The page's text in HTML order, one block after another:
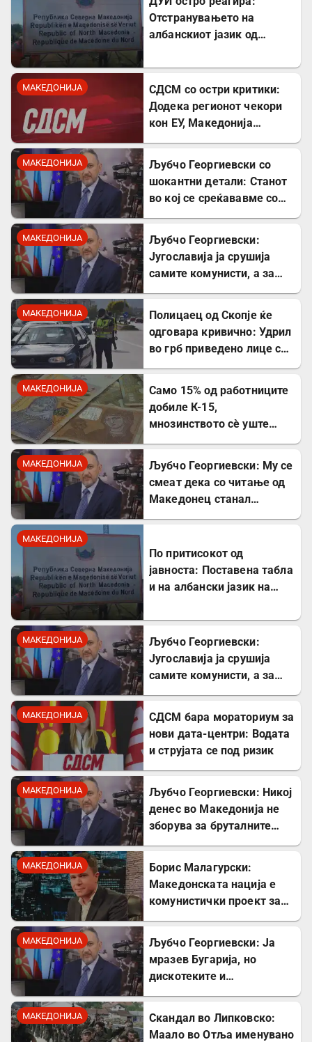
Отстранувањето на
албанскиот јазик од
тешка провокација
МАКЕДОНИЈА
СДСМ со остри критики:
Додека регионот чекори
кон ЕУ, Македонија
МАКЕДОНИЈА
Љубчо Георгиевски со
шокантни детали: Станот
во кој се среќававме со
МАКЕДОНИЈА
Љубчо Георгиевски:
Југославија ја срушија
самите комунисти, а за
МАКЕДОНИЈА
Полицаец од Скопје ќе
одговара кривично: Удрил
во грб приведено лице со
МАКЕДОНИЈА
Само 15% од работниците
добиле К-15,
мнозинството сè уште
МАКЕДОНИЈА
Љубчо Георгиевски: Му се
смеат дека со читање од
Македонец станал
интелектуалец
МАКЕДОНИЈА
По притисокот од
јавноста: Поставена табла
и на албански јазик на
МАКЕДОНИЈА
Љубчо Георгиевски:
Југославија ја срушија
самите комунисти, а за
МАКЕДОНИЈА
СДСМ бара мораториум за
нови дата-центри: Водата
и струјата се под ризик
МАКЕДОНИЈА
Љубчо Георгиевски: Никој
денес во Македонија не
зборува за бруталните
МАКЕДОНИЈА
Борис Малагурски:
Македонската нација е
комунистички проект за
МАКЕДОНИЈА
Љубчо Георгиевски: Ја
мразев Бугарија, но
дискотеките и
сликата
МАКЕДОНИЈА
Скандал во Липковско:
Маало во Отља именувано